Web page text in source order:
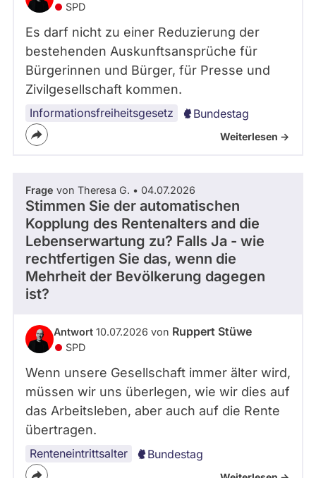
SPD
Es darf nicht zu einer Reduzierung der
bestehenden Auskunftsansprüche für
Bürgerinnen und Bürger, für Presse und
Zivilgesellschaft kommen.
Informationsfreiheitsgesetz Bundestag
Weiterlesen ->
Frage von Theresa G. • 04.07.2026
Stimmen Sie der automatischen
Kopplung des Rentenalters and die
Lebenserwartung zu? Falls Ja - wie
rechtfertigen Sie das, wenn die
Mehrheit der Bevölkerung dagegen
ist?
Antwort 10.07.2026 von Ruppert Stüwe
SPD
Wenn unsere Gesellschaft immer älter wird,
müssen wir uns überlegen, wie wir dies auf
das Arbeitsleben, aber auch auf die Rente
übertragen.
Renteneintrittsalter Bundestag